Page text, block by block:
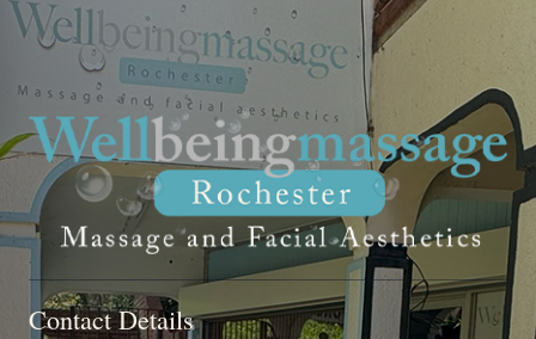
Contact Details